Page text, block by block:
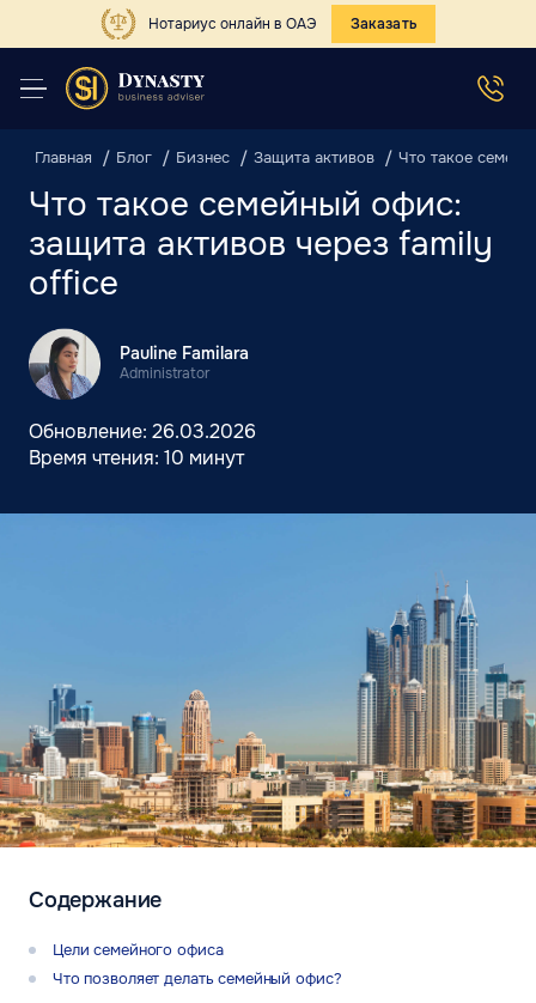
Нотариус онлайн в ОАЭ Заказать
Главная Блог Бизнес Защита активов Что такое
Что такое семейный офис:
защита активов через family
office
Pauline Familara
Administrator
Обновление: 26.03.2026
Время чтения: 10 минут
Содержание
Цели семейного офиса
Что позволяет делать семейный офис?